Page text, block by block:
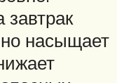
насыщает